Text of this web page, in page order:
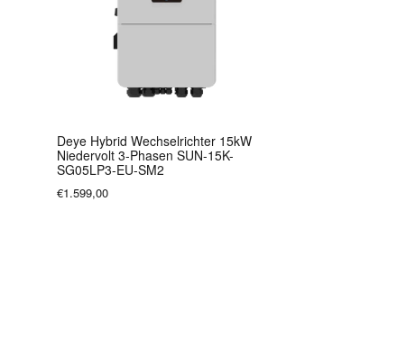
Deye Hybrid Wechselrichter 15kW
Niedervolt 3-Phasen SUN-15K-
SG05LP3-EU-SM2
€1.599,00